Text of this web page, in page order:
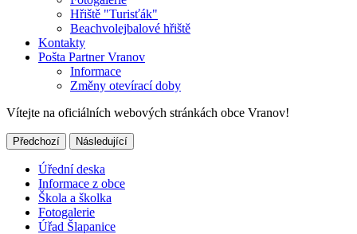
Hřiště "Turisťák"
Beachvolejbalové hřiště
Kontakty
Pošta Partner Vranov
Informace
Změny otevírací doby
Vítejte na oficiálních webových stránkách obce Vranov!
Předchozí Následující
Úřední deska
Informace z obce
Škola a školka
Fotogalerie
Úřad Šlapanice